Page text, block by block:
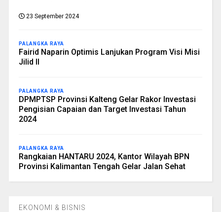
23 September 2024
PALANGKA RAYA
Fairid Naparin Optimis Lanjukan Program Visi Misi
Jilid II
PALANGKA RAYA
DPMPTSP Provinsi Kalteng Gelar Rakor Investasi
Pengisian Capaian dan Target Investasi Tahun
2024
PALANGKA RAYA
Rangkaian HANTARU 2024, Kantor Wilayah BPN
Provinsi Kalimantan Tengah Gelar Jalan Sehat
EKONOMI & BISNIS